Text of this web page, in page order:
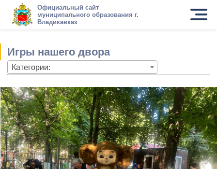
Официальный сайт
муниципального образования г.
Владикавказ
Игры нашего двора
Категории: